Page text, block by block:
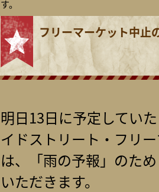
す。
フリーマーケット中止
明日13日に予定してい
イドストリート・フリー
は、「雨の予報」のた
いただきます。